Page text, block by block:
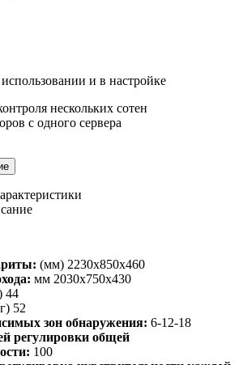
и в настройке
нескольких сотен
с одного сервера
(мм) 2230х850х460
мм 2030х750х430
44
52
зон обнаружения: 6-12-18
регулировки общей
100